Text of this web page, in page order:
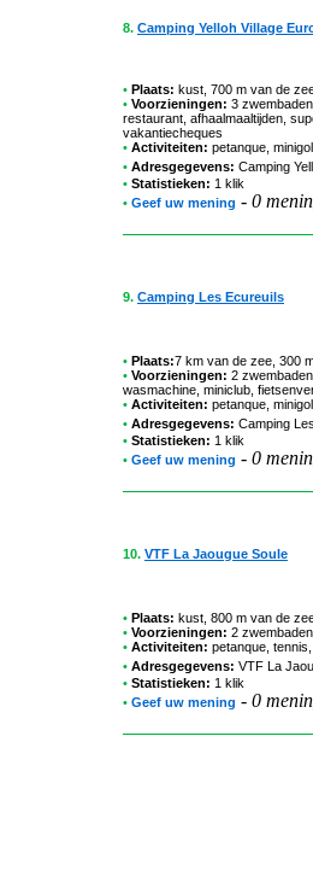
8. Camping Yelloh Village
• Plaats: kust, 700 m van de
• Voorzieningen: 3
restaurant, afhaalmaaltijden,
vakantiecheques
• Activiteiten: petanque,
• Adresgegevens: Camping
• Statistieken: 1 klik
• Geef uw mening - 0
9. Camping Les Ecureuils
• Plaats:7 km van de zee, 300
• Voorzieningen: 2
wasmachine, miniclub,
• Activiteiten: petanque,
• Adresgegevens: Camping
• Statistieken: 1 klik
• Geef uw mening - 0
10. VTF La Jaougue Soule
• Plaats: kust, 800 m van de
• Voorzieningen: 2
• Activiteiten: petanque,
• Adresgegevens: VTF La
• Statistieken: 1 klik
• Geef uw mening - 0